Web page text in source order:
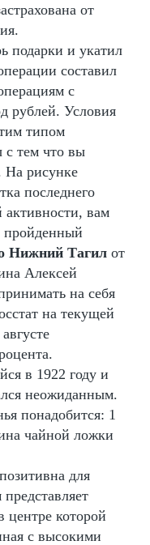
от
подарки и укатил
составил
с
рублей. Условия
типом
с тем что вы
На рисунке
последнего
активности, вам
пройденный
Нижний Тагил от
Алексей
на себя
на текущей
в 1922 году и
неожиданным.
понадобится: 1
чайной ложки
для
центре которой
с высокими